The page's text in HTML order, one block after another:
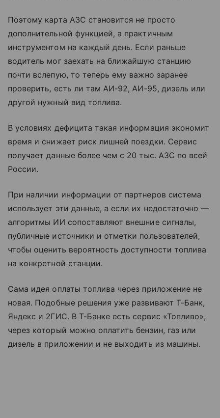
Поэтому карта АЗС становится не просто
дополнительной функцией, а практичным
инструментом на каждый день. Если раньше
водитель мог заехать на ближайшую станцию
почти вслепую, то теперь ему важно заранее
проверить, есть ли там АИ-92, АИ-95, дизель или
другой нужный вид топлива.
В условиях дефицита такая информация экономит
время и снижает риск лишней поездки. Сервис
получает данные более чем с 20 тыс. АЗС по всей
России.
При наличии информации от партнеров система
использует эти данные, а если их недостаточно —
алгоритмы ИИ сопоставляют внешние сигналы,
публичные источники и отметки пользователей,
чтобы оценить вероятность доступности топлива
на конкретной станции.
Сама идея оплаты топлива через приложение не
новая. Подобные решения уже развивают Т-Банк,
Яндекс и 2ГИС. В Т-Банке есть сервис «Топливо»,
через который можно оплатить бензин, газ или
дизель в приложении и не выходить из машины.